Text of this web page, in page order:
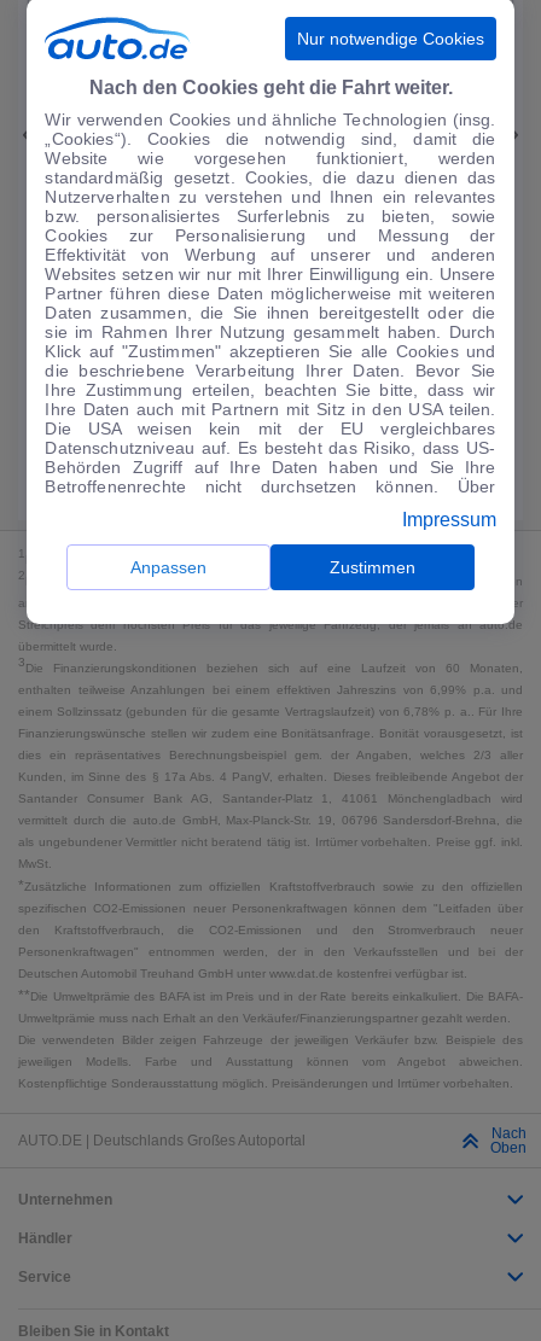
|15
Hyundai Bayon
1.0 T-GDI Trend Mild-Hybrid DAB/Sitzhzg.
19.196 km· 08/2023· Benzin·Automatik
Finanzierung Kaufen
159€/mtl.
Guter Preis4
0 € Anzahlung ·60 Monate ·Finanzierungs-Details
Angebot anfragen Rate anpassen
Kraftstoffverbrauch komb. 7,2 l/100 km · CO₂-Emissionen komb. 165 g/km
· CO₂-Klasse F · WLTP*
1
2 Bei dem Streichpreis handelt es sich für Neufahrzeuge und junge Gebrauchte um den
an auto.de übermittelten Listenpreis. Für alle anderen Fahrzeuge entspricht der
Streichpreis dem höchsten Preis für das jeweilige Fahrzeug, der jemals an auto.de
übermittelt wurde.
3Die Finanzierungskonditionen beziehen sich auf eine Laufzeit von 60 Monaten,
enthalten teilweise Anzahlungen bei einem effektiven Jahreszins von 6,99% p.a. und
einem Sollzinssatz (gebunden für die gesamte Vertragslaufzeit) von 6,78% p. a.. Für Ihre
Finanzierungswünsche stellen wir zudem eine Bonitätsanfrage. Bonität vorausgesetzt, ist
dies ein repräsentatives Berechnungsbeispiel gem. der Angaben, welches 2/3 aller
Kunden, im Sinne des § 17a Abs. 4 PangV, erhalten. Dieses freibleibende Angebot der
Santander Consumer Bank AG, Santander-Platz 1, 41061 Mönchengladbach wird
vermittelt durch die auto.de GmbH, Max-Planck-Str. 19, 06796 Sandersdorf-Brehna, die
als ungebundener Vermittler nicht beratend tätig ist. Irrtümer vorbehalten. Preise ggf. inkl.
MwSt.
*Zusätzliche Informationen zum offiziellen Kraftstoffverbrauch sowie zu den offiziellen
spezifischen CO2-Emissionen neuer Personenkraftwagen können dem "Leitfaden über
den Kraftstoffverbrauch, die CO2-Emissionen und den Stromverbrauch neuer
Personenkraftwagen" entnommen werden, der in den Verkaufsstellen und bei der
Deutschen Automobil Treuhand GmbH unter www.dat.de kostenfrei verfügbar ist.
**Die Umweltprämie des BAFA ist im Preis und in der Rate bereits einkalkuliert. Die BAFA-
Umweltprämie muss nach Erhalt an den Verkäufer/Finanzierungspartner gezahlt werden.
Die verwendeten Bilder zeigen Fahrzeuge der jeweiligen Verkäufer bzw. Beispiele des
jeweiligen Modells. Farbe und Ausstattung können vom Angebot abweichen.
Kostenpflichtige Sonderausstattung möglich. Preisänderungen und Irrtümer vorbehalten.
AUTO.DE | Deutschlands Großes Autoportal
Nach
Oben
Unternehmen
Händler
Service
Bleiben Sie in Kontakt
Nur notwendige Cookies
Nach den Cookies geht die Fahrt weiter.
Wir verwenden Cookies und ähnliche Technologien (insg.
„Cookies“). Cookies die notwendig sind, damit die
Website wie vorgesehen funktioniert, werden
standardmäßig gesetzt. Cookies, die dazu dienen das
Nutzerverhalten zu verstehen und Ihnen ein relevantes
bzw. personalisiertes Surferlebnis zu bieten, sowie
Cookies zur Personalisierung und Messung der
Effektivität von Werbung auf unserer und anderen
Websites setzen wir nur mit Ihrer Einwilligung ein. Unsere
Partner führen diese Daten möglicherweise mit weiteren
Daten zusammen, die Sie ihnen bereitgestellt oder die
sie im Rahmen Ihrer Nutzung gesammelt haben. Durch
Klick auf "Zustimmen" akzeptieren Sie alle Cookies und
die beschriebene Verarbeitung Ihrer Daten. Bevor Sie
Ihre Zustimmung erteilen, beachten Sie bitte, dass wir
Ihre Daten auch mit Partnern mit Sitz in den USA teilen.
Die USA weisen kein mit der EU vergleichbares
Datenschutzniveau auf. Es besteht das Risiko, dass US-
Behörden Zugriff auf Ihre Daten haben und Sie Ihre
Betroffenenrechte nicht durchsetzen können. Über
anpassen. Dies ist auch später jederzeit im Bereich
Cookie-Richtliniemöglich. Weitere Informationen finden
Sie in unsererDatenschutzerklärung .
Impressum
Anpassen Zustimmen